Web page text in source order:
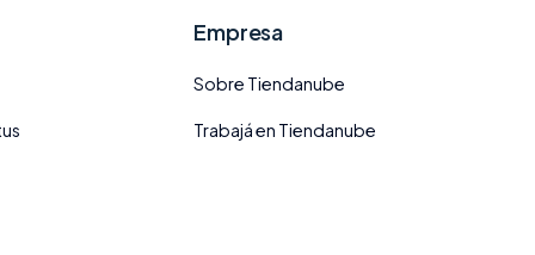
Empresa
Sobre Tiendanube
Trabajá en Tiendanube